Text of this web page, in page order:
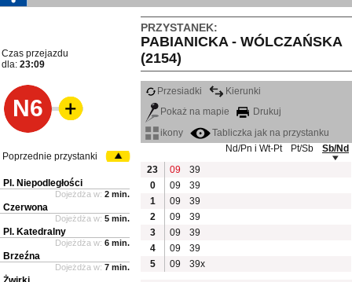
PRZYSTANEK:
PABIANICKA - WÓLCZAŃSKA
(2154)
Czas przejazdu
dla: 23:09
N6
Przesiadki
Kierunki
Pokaż na mapie
Drukuj
ikony
Tabliczka jak na przystanku
Nd/Pn i Wt-Pt
Pt/Sb
Sb/Nd
23
09
39
0
09
39
1
09
39
2
09
39
3
09
39
4
09
39
5
09 39x
Poprzednie przystanki
Pl. Niepodległości
Dojeżdża w: 2 min.
Czerwona
Dojeżdża w: 5 min.
Pl. Katedralny
Dojeżdża w: 6 min.
Brzeźna
Dojeżdża w: 7 min.